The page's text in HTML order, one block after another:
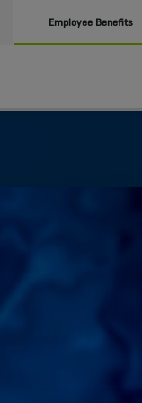
Employee Benefits